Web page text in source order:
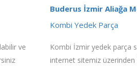
ve
Buderus İzmir Aliağa
Kombi Yedek Parça
Kombi İzmir yedek parça
internet sitemiz